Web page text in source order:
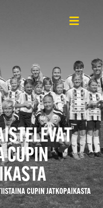
CUPIN
CUPIN JATKOPAIKASTA